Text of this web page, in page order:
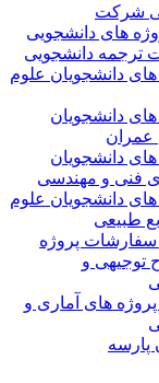
شرکت
های دانشجویی
دانشجویی
دانشجویان علوم
دانشجویان
عمران
دانشجویان
فنی و مهندسی
دانشجویان علوم
طبیعی
پروژه
توجیهی و
های آماری و
پارسه